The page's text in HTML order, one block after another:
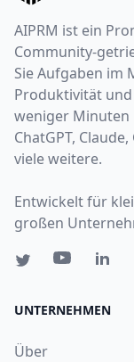
AIPRM ist ein
Community-
Sie Aufgaben im
Produktivität
weniger
ChatGPT,
viele weitere.
Entwickelt für
großen
UNTERNEHMEN
Über